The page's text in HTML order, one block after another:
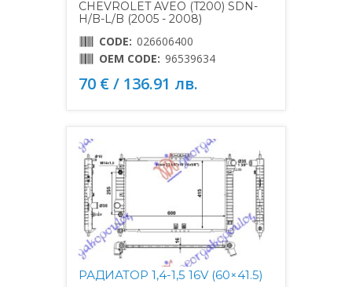
CHEVROLET AVEO (T200) SDN-
H/B-L/B (2005 - 2008)
CODE: 026606400
OEM CODE: 96539634
70 € / 136.91 лв.
РАДИАТОР 1,4-1,5 16V (60×41.5)